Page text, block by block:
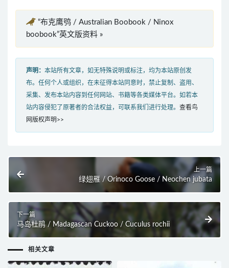
“布克鹰鸮 / Australian Boobook / Ninox
boobook”英文版资料 »
声明： 本站所有文章，如无特殊说明或标注，均为本站原创发
布。任何个人或组织，在未征得本站同意时，禁止复制、盗用、
采集、发布本站内容到任何网站、书籍等各类媒体平台。如若本
站内容侵犯了原著者的合法权益，可联系我们进行处理。 查看鸟
网版权声明>>
上一篇
绿翅雁 / Orinoco Goose / Neochen jubata
下一篇
马岛杜鹃 / Madagascan Cuckoo / Cuculus rochii
相关文章